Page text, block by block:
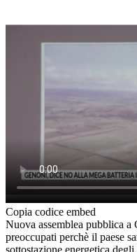
Copia codice embed
Nuova assemblea pubblica
preoccupati perchè il paese